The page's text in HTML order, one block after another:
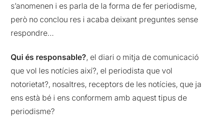
s’anomenen i es parla de la forma de fer periodisme,
però no conclou res i acaba deixant preguntes sense
respondre…
Qui és responsable?, el diari o mitja de comunicació
que vol les notícies així?, el periodista que vol
notorietat?, nosaltres, receptors de les notícies, que ja
ens està bé i ens conformem amb aquest tipus de
periodisme?